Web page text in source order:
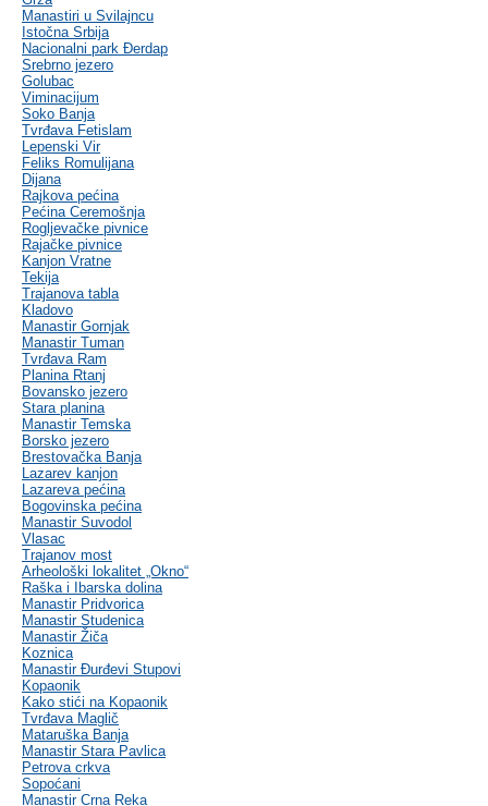
Manastiri u Svilajncu
Istočna Srbija
Nacionalni park Đerdap
Srebrno jezero
Golubac
Viminacijum
Soko Banja
Tvrđava Fetislam
Lepenski Vir
Feliks Romulijana
Dijana
Rajkova pećina
Pećina Ceremošnja
Rogljevačke pivnice
Rajačke pivnice
Kanjon Vratne
Tekija
Trajanova tabla
Kladovo
Manastir Gornjak
Manastir Tuman
Tvrđava Ram
Planina Rtanj
Bovansko jezero
Stara planina
Manastir Temska
Borsko jezero
Brestovačka Banja
Lazarev kanjon
Lazareva pećina
Bogovinska pećina
Manastir Suvodol
Vlasac
Trajanov most
Arheološki lokalitet „Okno“
Raška i Ibarska dolina
Manastir Pridvorica
Manastir Studenica
Manastir Žiča
Koznica
Manastir Đurđevi Stupovi
Kopaonik
Kako stići na Kopaonik
Tvrđava Maglič
Mataruška Banja
Manastir Stara Pavlica
Petrova crkva
Sopoćani
Manastir Crna Reka